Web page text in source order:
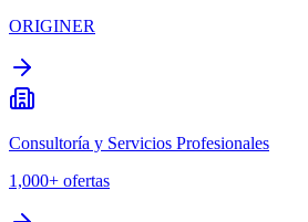
ORIGINER
Consultoría y Servicios Profesionales
1,000+ ofertas